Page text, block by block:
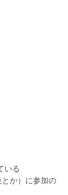
いる
とか）に参加の